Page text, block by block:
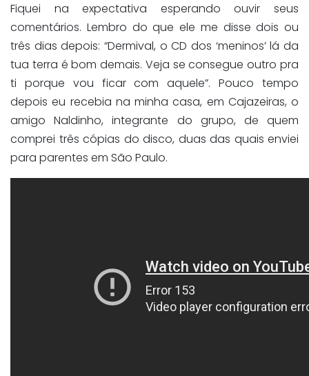
Fiquei na expectativa esperando ouvir seus
comentários. Lembro do que ele me disse dois ou
três dias depois: “Dermival, o CD dos ‘meninos’ lá da
tua terra é bom demais. Veja se consegue outro pra
ti porque vou ficar com aquele”. Pouco tempo
depois eu recebia na minha casa, em Cajazeiras, o
amigo Naldinho, integrante do grupo, de quem
comprei três cópias do disco, duas das quais enviei
para parentes em São Paulo.